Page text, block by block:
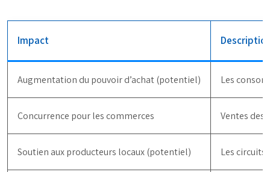
Impact
Augmentation du pouvoir d’achat (potentiel) Les
Concurrence pour les commerces Ventes des
Soutien aux producteurs locaux (potentiel) Les